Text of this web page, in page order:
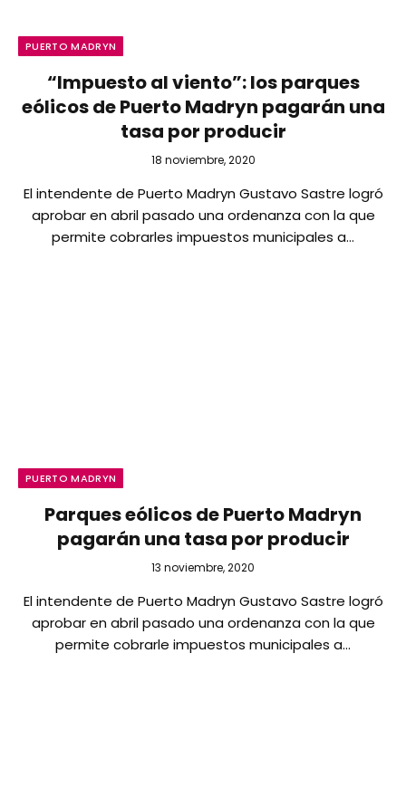
PUERTO MADRYN
“Impuesto al viento”: los parques
eólicos de Puerto Madryn pagarán una
tasa por producir
18 noviembre, 2020
El intendente de Puerto Madryn Gustavo Sastre logró
aprobar en abril pasado una ordenanza con la que
permite cobrarles impuestos municipales a…
PUERTO MADRYN
Parques eólicos de Puerto Madryn
pagarán una tasa por producir
13 noviembre, 2020
El intendente de Puerto Madryn Gustavo Sastre logró
aprobar en abril pasado una ordenanza con la que
permite cobrarle impuestos municipales a…